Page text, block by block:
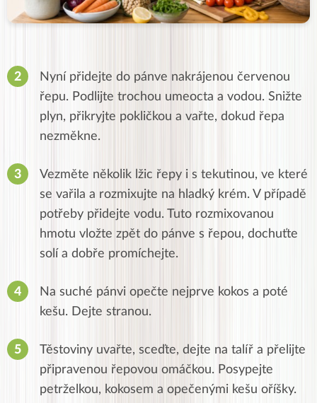
Nyní přidejte do pánve nakrájenou červenou
řepu. Podlijte trochou umeocta a vodou. Snižte
plyn, přikryjte pokličkou a vařte, dokud řepa
nezměkne.
Vezměte několik lžic řepy i s tekutinou, ve které
se vařila a rozmixujte na hladký krém. V případě
potřeby přidejte vodu. Tuto rozmixovanou
hmotu vložte zpět do pánve s řepou, dochuťte
solí a dobře promíchejte.
Na suché pánvi opečte nejprve kokos a poté
kešu. Dejte stranou.
Těstoviny uvařte, sceďte, dejte na talíř a přelijte
připravenou řepovou omáčkou. Posypejte
petrželkou, kokosem a opečenými kešu oříšky.